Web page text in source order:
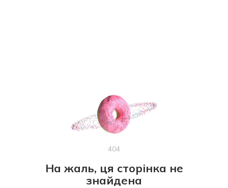
404
На жаль, ця сторінка не
знайдена